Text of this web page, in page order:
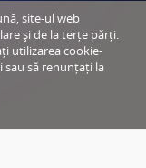
site-ul web
și de la terțe părți.
utilizarea cookie-
să renunțați la